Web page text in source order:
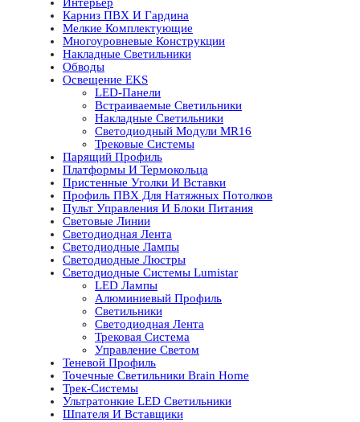
Интерьер
Карниз ПВХ И Гардина
Мелкие Комплектующие
Многоуровневые Конструкции
Накладные Светильники
Обводы
Освещение EKS
LED-Панели
Встраиваемые Светильники
Накладные Светильники
Светодиодный Модули MR16
Трековые Системы
Парящий Профиль
Платформы И Термокольца
Пристенные Уголки И Вставки
Профиль ПВХ Для Натяжных Потолков
Пульт Управления И Блоки Питания
Световые Линии
Светодиодная Лента
Светодиодные Лампы
Светодиодные Люстры
Светодиодные Системы Lumistar
LED Лампы
Алюминиевый Профиль
Светильники
Светодиодная Лента
Трековая Система
Управление Светом
Теневой Профиль
Точечные Светильники Brain Home
Трек-Системы
Ультратонкие LED Светильники
Шпателя И Вставщики